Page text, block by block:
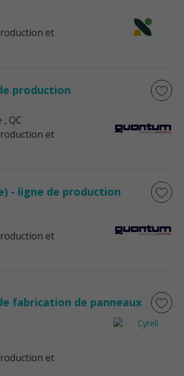
et
production
, QC
et
- ligne de production
et
fabrication de panneaux
et